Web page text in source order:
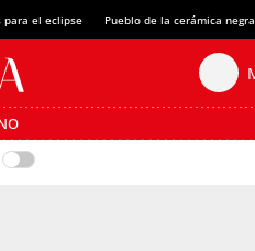
para el eclipse Pueblo de la cerámica negra